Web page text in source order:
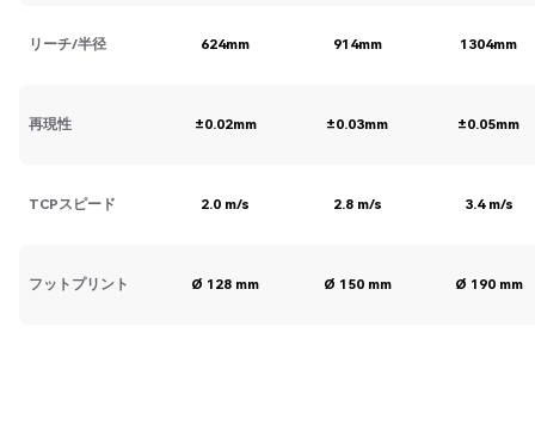
リーチ/半径
再現性
TCPスピード
フットプリント
624mm
±0.02mm
2.0 m/s
Ø 128 mm
914mm
±0.03mm
2.8 m/s
Ø 150 mm
1304mm
±0.05mm
3.4 m/s
Ø 190 mm